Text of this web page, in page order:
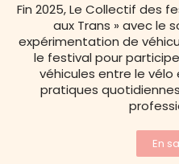
Fin 2025, Le Collectif des
aux Trans » avec le
expérimentation de
le festival pour
véhicules entre le
pratiques
En